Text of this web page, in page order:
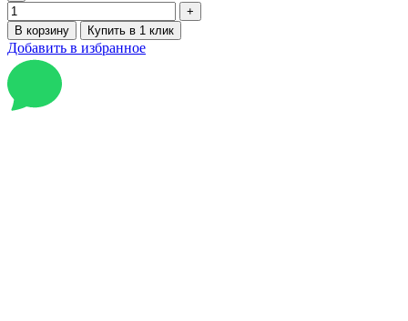
В корзину Купить в 1 клик
Добавить в избранное